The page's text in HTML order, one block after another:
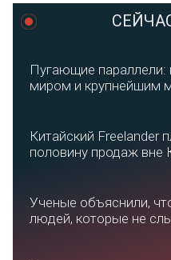
Пугающие
миром и крупнейшим
Китайский Freelander
половину продаж вне
Ученые объяснили,
людей, которые не